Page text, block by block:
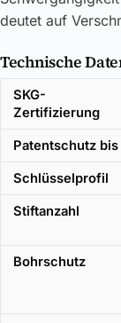
deutet auf
Technische
SKG-
Zertifizierung
Patentschutz bis
Schlüsselprofil
Stiftanzahl
Bohrschutz